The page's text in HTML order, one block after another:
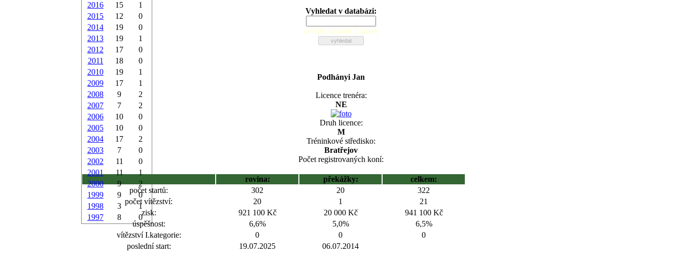
2016
15
1
2015
12
0
2014
19
0
2013
19
1
2012
17
0
2011
18
0
2010
19
1
2009
17
1
2008
9
2
2007
7
2
2006
10
0
2005
10
0
2004
17
2
2003
7
0
2002
11
0
2001
11
1
2000
9
2
1999
9
0
1998
3
1
1997
8 0
Vyhledat v databázi:
zadejte alespoň 2 znaky
Podhányi Jan
Licence trenéra:
NE
Druh licence:
M
Tréninkové středisko:
Bratřejov
Počet registrovaných koní:
rovina: překážky:
celkem:
počet startů:
302 20
322
počet vítězství:
20 1
21
zisk:
921 100 Kč 20 000 Kč
941 100 Kč
úspěšnost:
6,6% 5,0%
6,5%
vítězství I.kategorie:
0 0
0
poslední start:
19.07.2025 06.07.2014